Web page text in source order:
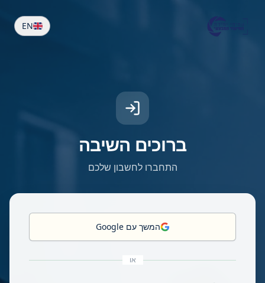
EN
ברוכים השיבה
התחברו לחשבון שלכם
המשך עם Google
או